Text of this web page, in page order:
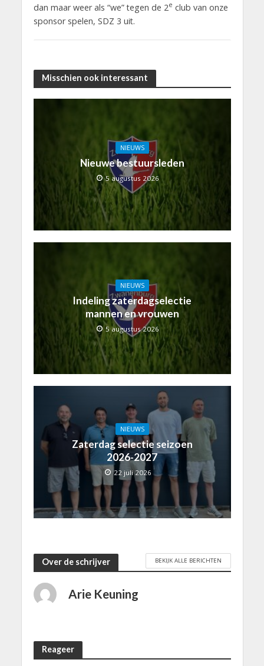
dan maar weer als “we” tegen de 2e club van onze
sponsor spelen, SDZ 3 uit.
Misschien ook interessant
NIEUWS
Nieuwe bestuursleden
5 augustus 2026
NIEUWS
Indeling zaterdagselectie
mannen en vrouwen
5 augustus 2026
NIEUWS
Zaterdag selectie seizoen
2026-2027
22 juli 2026
Over de schrijver BEKIJK ALLE BERICHTEN
Arie Keuning
Reageer